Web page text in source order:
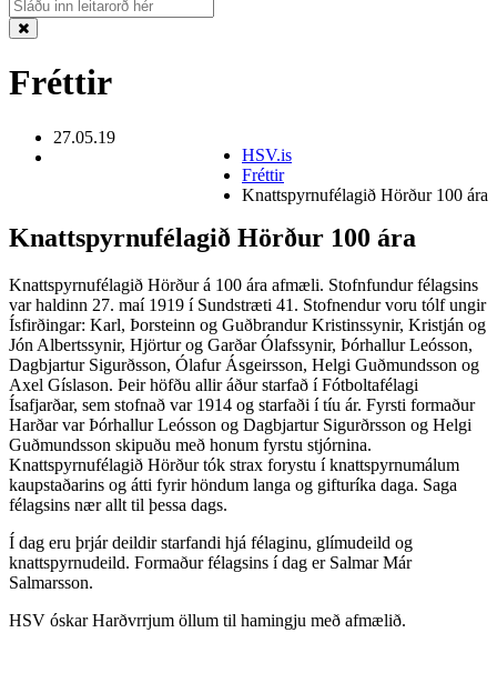
Fréttir
HSV.is
Fréttir
Knattspyrnufélagið Hörður 100 ára
27.05.19
Knattspyrnufélagið Hörður 100 ára
Knattspyrnufélagið Hörður á 100 ára afmæli. Stofnfundur félagsins
var haldinn 27. maí 1919 í Sundstræti 41. Stofnendur voru tólf ungir
Ísfirðingar: Karl, Þorsteinn og Guðbrandur Kristinssynir, Kristján og
Jón Albertssynir, Hjörtur og Garðar Ólafssynir, Þórhallur Leósson,
Dagbjartur Sigurðsson, Ólafur Ásgeirsson, Helgi Guðmundsson og
Axel Gíslason. Þeir höfðu allir áður starfað í Fótboltafélagi
Ísafjarðar, sem stofnað var 1914 og starfaði í tíu ár. Fyrsti formaður
Harðar var Þórhallur Leósson og Dagbjartur Sigurðrsson og Helgi
Guðmundsson skipuðu með honum fyrstu stjórnina.
Knattspyrnufélagið Hörður tók strax forystu í knattspyrnumálum
kaupstaðarins og átti fyrir höndum langa og gifturíka daga. Saga
félagsins nær allt til þessa dags.
Í dag eru þrjár deildir starfandi hjá félaginu, glímudeild og
knattspyrnudeild. Formaður félagsins í dag er Salmar Már
Salmarsson.
HSV óskar Harðvrrjum öllum til hamingju með afmælið.